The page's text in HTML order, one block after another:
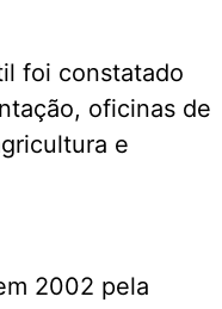
foi constatado
oficinas de
e
2002 pela